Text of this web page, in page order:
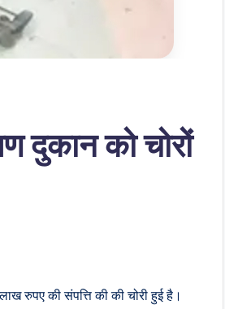
दुकान को चोरों
रुपए की संपत्ति की की चोरी हुई है।